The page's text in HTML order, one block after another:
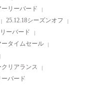
ーリーバード
25.12.18シーズンオフ
ーバード
ータイムセール
クリアランス
ーバード